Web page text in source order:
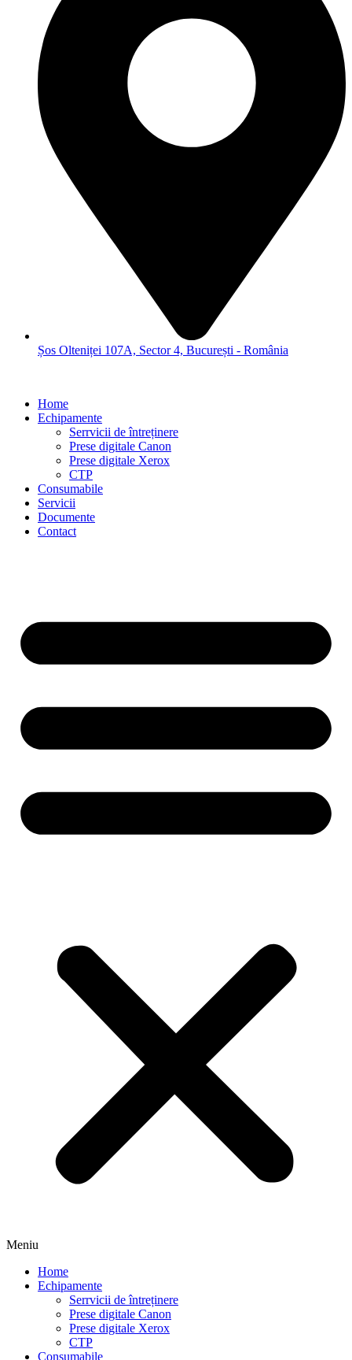
Șos Olteniței 107A, Sector 4, București - România
Home
Echipamente
Serrvicii de întreținere
Prese digitale Canon
Prese digitale Xerox
CTP
Consumabile
Servicii
Documente
Contact
Meniu
Home
Echipamente
Serrvicii de întreținere
Prese digitale Canon
Prese digitale Xerox
CTP
Consumabile